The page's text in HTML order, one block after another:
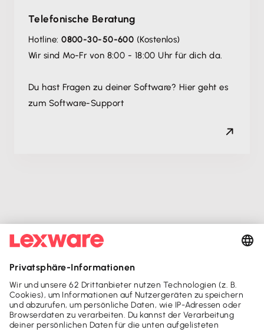
Telefonische Beratung
Hotline:0800-30-50-600 (Kostenlos)
Wir sind Mo-Fr von 8:00 - 18:00 Uhr für dich da.
Du hast Fragen zu deiner Software? Hier geht es
zum Software-Support